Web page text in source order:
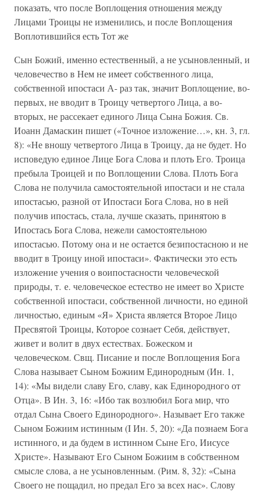
показать, что после Воплощения отношения между
Лицами Троицы не изменились, и после Воплощения
Воплотившийся есть Тот же
Сын Божий, именно естественный, а не усыновленный, и
человечество в Нем не имеет собственного лица,
собственной ипостаси А- раз так, значит Воплощение, во-
первых, не вводит в Троицу четвертого Лица, а во-
вторых, не рассекает единого Лица Сына Божия. Св.
Иоанн Дамаскин пишет («Точное изложение…», кн. 3, гл.
8): «Не вношу четвертого Лица в Троицу, да не будет. Но
исповедую единое Лице Бога Слова и плоть Его. Троица
пребыла Троицей и по Воплощении Слова. Плоть Бога
Слова не получила самостоятельной ипостаси и не стала
ипостасью, разной от Ипостаси Бога Слова, но в ней
получив ипостась, стала, лучше сказать, принятою в
Ипостась Бога Слова, нежели самостоятельною
ипостасью. Потому она и не остается безипостасною и не
вводит в Троицу иной ипостаси». Фактически это есть
изложение учения о воипостасности человеческой
природы, т. е. человеческое естество не имеет во Христе
собственной ипостаси, собственной личности, но единой
личностью, единым «Я» Христа является Второе Лицо
Пресвятой Троицы, Которое сознает Себя, действует,
живет и волит в двух естествах. Божеском и
человеческом. Свщ. Писание и после Воплощения Бога
Слова называет Сыном Божиим Единородным (Ин. 1,
14): «Мы видели славу Его, славу, как Единородного от
Отца». В Ин. 3, 16: «Ибо так возлюбил Бога мир, что
отдал Сына Своего Единородного». Называет Его также
Сыном Божиим истинным (I Ин. 5, 20): «Да познаем Бога
истинного, и да будем в истинном Сыне Его, Иисусе
Христе». Называют Его Сыном Божиим в собственном
смысле слова, а не усыновленным. (Рим. 8, 32): «Сына
Своего не пощадил, но предал Его за всех нас». Слову